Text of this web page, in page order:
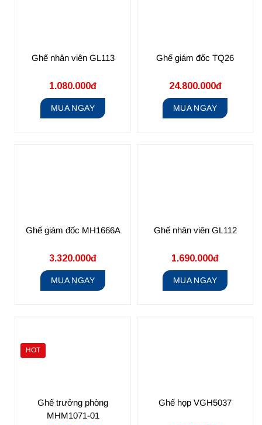
Ghế nhân viên GL113
1.080.000đ
MUA NGAY
Ghế giám đốc TQ26
24.800.000đ
MUA NGAY
Ghế giám đốc MH1666A
3.320.000đ
MUA NGAY
Ghế nhân viên GL112
1.690.000đ
MUA NGAY
HOT
Ghế trưởng phòng
MHM1071-01
Ghế họp VGH5037